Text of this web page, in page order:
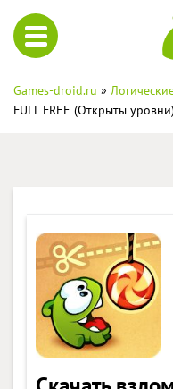
Games-droid.ru »
FULL FREE (Открыты